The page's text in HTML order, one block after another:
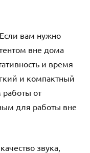
вам нужно
вне дома
и время
и компактный
от
для работы вне
звука,